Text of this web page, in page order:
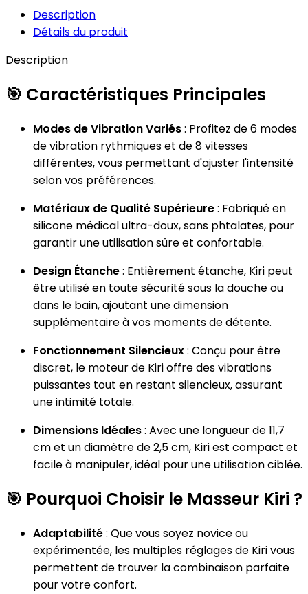
Description
Détails du produit
Description
🎯 Caractéristiques Principales
Modes de Vibration Variés: Profitez de 6 modes
de vibration rythmiques et de 8 vitesses
différentes, vous permettant d'ajuster l'intensité
selon vos préférences.
Matériaux de Qualité Supérieure: Fabriqué en
silicone médical ultra-doux, sans phtalates, pour
garantir une utilisation sûre et confortable.
Design Étanche: Entièrement étanche, Kiri peut
être utilisé en toute sécurité sous la douche ou
dans le bain, ajoutant une dimension
supplémentaire à vos moments de détente.
Fonctionnement Silencieux: Conçu pour être
discret, le moteur de Kiri offre des vibrations
puissantes tout en restant silencieux, assurant
une intimité totale.
Dimensions Idéales: Avec une longueur de 11,7
cm et un diamètre de 2,5 cm, Kiri est compact et
facile à manipuler, idéal pour une utilisation ciblée.
🎯 Pourquoi Choisir le Masseur Kiri ?
Adaptabilité: Que vous soyez novice ou
expérimentée, les multiples réglages de Kiri vous
permettent de trouver la combinaison parfaite
pour votre confort.